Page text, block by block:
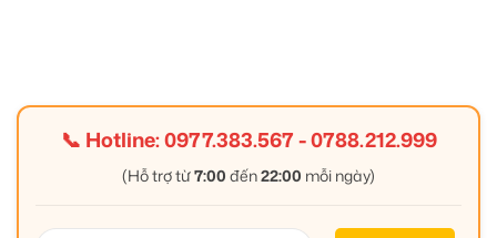
📞 Hotline:0977.383.567-0788.212.999
(Hỗ trợ từ7:00 đến22:00 mỗi ngày)